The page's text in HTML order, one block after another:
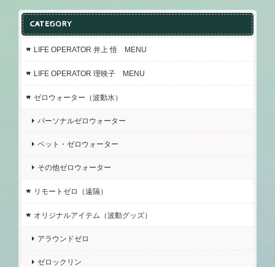
CATEGORY
LIFE OPERATOR 井上 悟 MENU
LIFE OPERATOR 理映子 MENU
ゼロウォーター（波動水）
パーソナルゼロウォーター
ペット・ゼロウォーター
その他ゼロウォーター
リモートゼロ（遠隔）
オリジナルアイテム（波動グッズ）
アラウンドゼロ
ゼロックリン